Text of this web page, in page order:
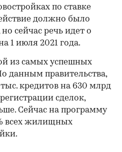
по ставке
должно было
сейчас речь идет о
1 июля 2021 года.
из самых успешных
данным правительства,
кредитов на 630 млрд
сделок,
Сейчас на программу
всех жилищных